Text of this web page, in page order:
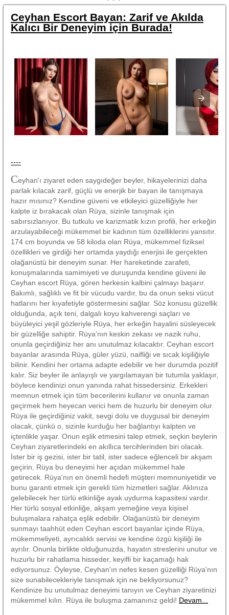
Ceyhan Escort Bayan: Zarif ve Akılda
Kalıcı Bir Deneyim için Burada!
----
Ceyhan'ı ziyaret eden saygıdeğer beyler, hikayelerinizi daha
parlak kılacak zarif, güçlü ve enerjik bir bayan ile tanışmaya
hazır mısınız? Kendine güveni ve etkileyici güzelliğiyle her
kalpte iz bırakacak olan Rüya, sizinle tanışmak için
sabırsızlanıyor. Bu tutkulu ve karizmatik kızın profili, her erkeğin
arzulayabileceği mükemmel bir kadının tüm özelliklerini yansıtır.
174 cm boyunda ve 58 kiloda olan Rüya, mükemmel fiziksel
özellikleri ve girdiği her ortamda yaydığı enerjisi ile gerçekten
olağanüstü bir deneyim sunar. Her hareketinde zarafeti,
konuşmalarında samimiyeti ve duruşunda kendine güveni ile
Ceyhan escort Rüya, gören herkesin kalbini çalmayı başarır.
Bakımlı, sağlıklı ve fit bir vücudu vardır, bu da onun seksi vücut
hatlarını her kıyafetiyle göstermesini sağlar. Söz konusu güzellik
olduğunda, açık teni, dalgalı koyu kahverengi saçları ve
büyüleyici yeşil gözleriyle Rüya, her erkeğin hayalini süsleyecek
bir güzelliğe sahiptir. Rüya'nın keskin zekası ve nazik ruhu,
onunla geçirdiğiniz her anı unutulmaz kılacaktır. Ceyhan escort
bayanlar arasında Rüya, güler yüzü, naifliği ve sıcak kişiliğiyle
bilinir. Kendini her ortama adapte edebilir ve her durumda pozitif
kalır. Siz beyler ile anlayışlı ve yargılamayan bir tutumla yaklaşır,
böylece kendinizi onun yanında rahat hissedersiniz. Erkekleri
memnun etmek için tüm becerilerini kullanır ve onunla zaman
geçirmek hem heyecan verici hem de huzurlu bir deneyim olur.
Rüya ile geçirdiğiniz vakit, sevgi dolu ve duygusal bir deneyim
olacak, çünkü o, sizinle kurduğu her bağlantıyı kalpten ve
içtenlikle yaşar. Onun eşlik etmesini talep etmek, seçkin beylerin
Ceyhan ziyaretlerindeki en akıllıca tercihlerinden biri olacak.
İster bir iş gezisi, ister bir tatil, ister sadece eğlenceli bir akşam
geçirin, Rüya bu deneyimi her açıdan mükemmel hale
getirecek. Rüya'nın en önemli hedefi müşteri memnuniyetidir ve
bunu garanti etmek için gerekli tüm hizmetleri sağlar. Aklınıza
gelebilecek her türlü etkinliğe ayak uydurma kapasitesi vardır.
Her türlü sosyal etkinliğe, akşam yemeğine veya kişisel
buluşmalara rahatça eşlik edebilir. Olağanüstü bir deneyim
sunmayı taahhüt eden Ceyhan escort bayanlar içinde Rüya,
mükemmeliyeti, ayrıcalıklı servisi ve kendine özgü kişiliği ile
ayrılır. Onunla birlikte olduğunuzda, hayatın streslerini unutur ve
huzurlu bir rahatlama hisseder, keyifli bir kaçamağı hak
ediyorsunuz. Öyleyse, Ceyhan'ın nefes kesen güzelliği Rüya'nın
size sunabilecekleriyle tanışmak için ne bekliyorsunuz?
Kendinize bu unutulmaz deneyimi tanıyın ve Ceyhan ziyaretinizi
mükemmel kılın. Rüya ile buluşma zamanınız geldi! Devam...